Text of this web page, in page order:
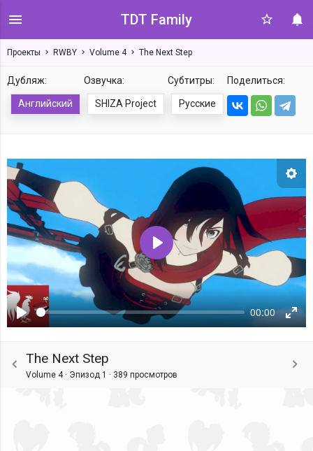
TDT Family
Проекты RWBY Volume 4 The Next Step
Дубляж:
Английский
Озвучка:
SHIZA Project
Субтитры:
Русские
Поделиться:
Воспроизвести
00:00
Воспроизвести
The Next Step
Volume 4 · Эпизод 1 · 389 просмотров